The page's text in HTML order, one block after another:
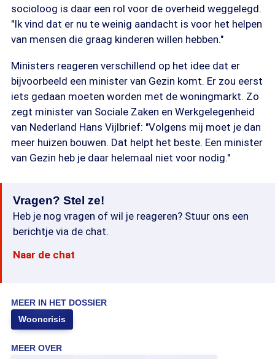
socioloog is daar een rol voor de overheid weggelegd.
"Ik vind dat er nu te weinig aandacht is voor het helpen
van mensen die graag kinderen willen hebben."
Ministers reageren verschillend op het idee dat er
bijvoorbeeld een minister van Gezin komt. Er zou eerst
iets gedaan moeten worden met de woningmarkt. Zo
zegt minister van Sociale Zaken en Werkgelegenheid
van Nederland Hans Vijlbrief: "Volgens mij moet je dan
meer huizen bouwen. Dat helpt het beste. Een minister
van Gezin heb je daar helemaal niet voor nodig."
Vragen? Stel ze!
Heb je nog vragen of wil je reageren? Stuur ons een
berichtje via de chat.
Naar de chat
MEER IN HET DOSSIER
Wooncrisis
MEER OVER